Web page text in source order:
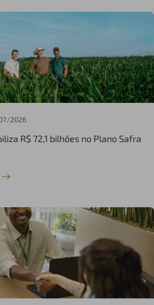
2026
R$ 72,1 bilhões no Plano Safra